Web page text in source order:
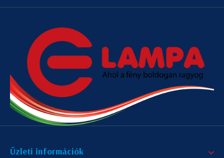
Üzleti információk